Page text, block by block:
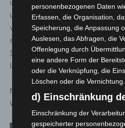
und in unseren üblichen
und in Fässern verschiedener
verkauft. Der Verkauf läuft ab
sortierten Supermärkte, nach
Selbstabholung und online über
Lieferoption im Stadtgebiet.“
Nach dem Einbrauen muss das
Wochen reifen.
personenbezogenen Daten
Erfassen, die Organisation,
Speicherung, die Anpassung
Auslesen, das Abfragen, die
Offenlegung durch
eine andere Form der
oder die Verknüpfung, die
Löschen oder die Vernichtung.
d) Einschränkung
Einschränkung der
gespeicherter